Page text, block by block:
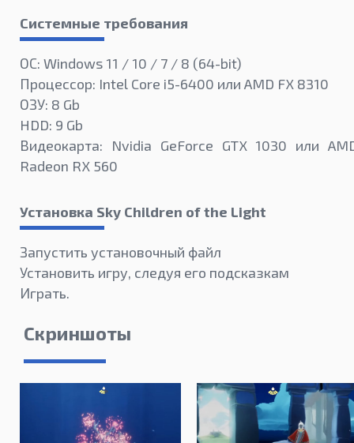
Системные требования
ОС: Windows 11 / 10 / 7 / 8 (64-bit)
Процессор: Intel Core i5-6400 или AMD FX 8310
ОЗУ: 8 Gb
HDD: 9 Gb
Видеокарта: Nvidia GeForce GTX 1030 или
Radeon RX 560
Установка Sky Children of the Light
Запустить установочный файл
Установить игру, следуя его подсказкам
Играть.
Скриншоты